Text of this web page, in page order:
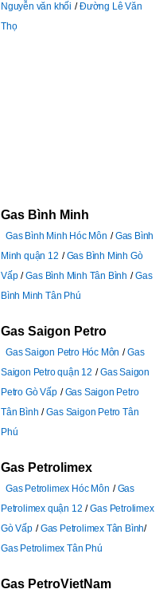
Nguyễn văn khối
Đường Lê Văn
Thọ
Gas Bình Minh
Gas Bình Minh Hóc Môn
Gas Bình
Minh quận 12
Gas Bình Minh Gò
Vấp
Gas Bình Minh Tân Bình
Gas
Bình Minh Tân Phú
Gas Saigon Petro
Gas Saigon Petro Hóc Môn
Gas
Saigon Petro quận 12
Gas Saigon
Petro Gò Vấp
Gas Saigon Petro
Tân Bình
Gas Saigon Petro Tân
Phú
Gas Petrolimex
Gas Petrolimex Hóc Môn
Gas
Petrolimex quận 12
Gas Petrolimex
Gò Vấp
Gas Petrolimex Tân Bình
Gas Petrolimex Tân Phú
Gas PetroVietNam